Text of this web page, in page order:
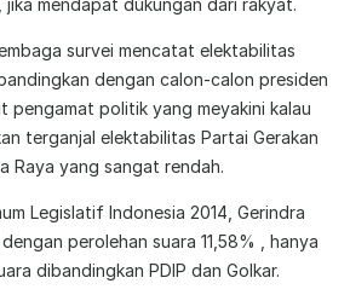
survei mencatat elektabilitas
dengan calon-calon presiden
pengamat politik yang meyakini kalau
terganjal elektabilitas Partai Gerakan
Raya yang sangat rendah.
Legislatif Indonesia 2014, Gerindra
perolehan suara 11,58% , hanya
dibandingkan PDIP dan Golkar.